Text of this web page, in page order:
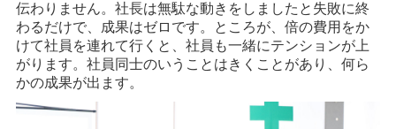
伝わりません。社長は無駄な動きをしましたと失敗に終
わるだけで、成果はゼロです。ところが、倍の費用をか
けて社員を連れて行くと、社員も一緒にテンションが上
がります。社員同士のいうことはきくことがあり、何ら
かの成果が出ます。